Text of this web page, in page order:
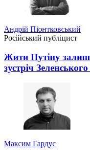
Андрій Піонтковський
Російський публіцист
Жити Путіну
зустріч Зеленського
Максим Гардус